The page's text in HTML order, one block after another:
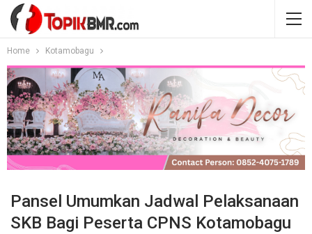
Home Kotamobagu
Pansel Umumkan Jadwal Pelaksanaan
SKB Bagi Peserta CPNS Kotamobagu